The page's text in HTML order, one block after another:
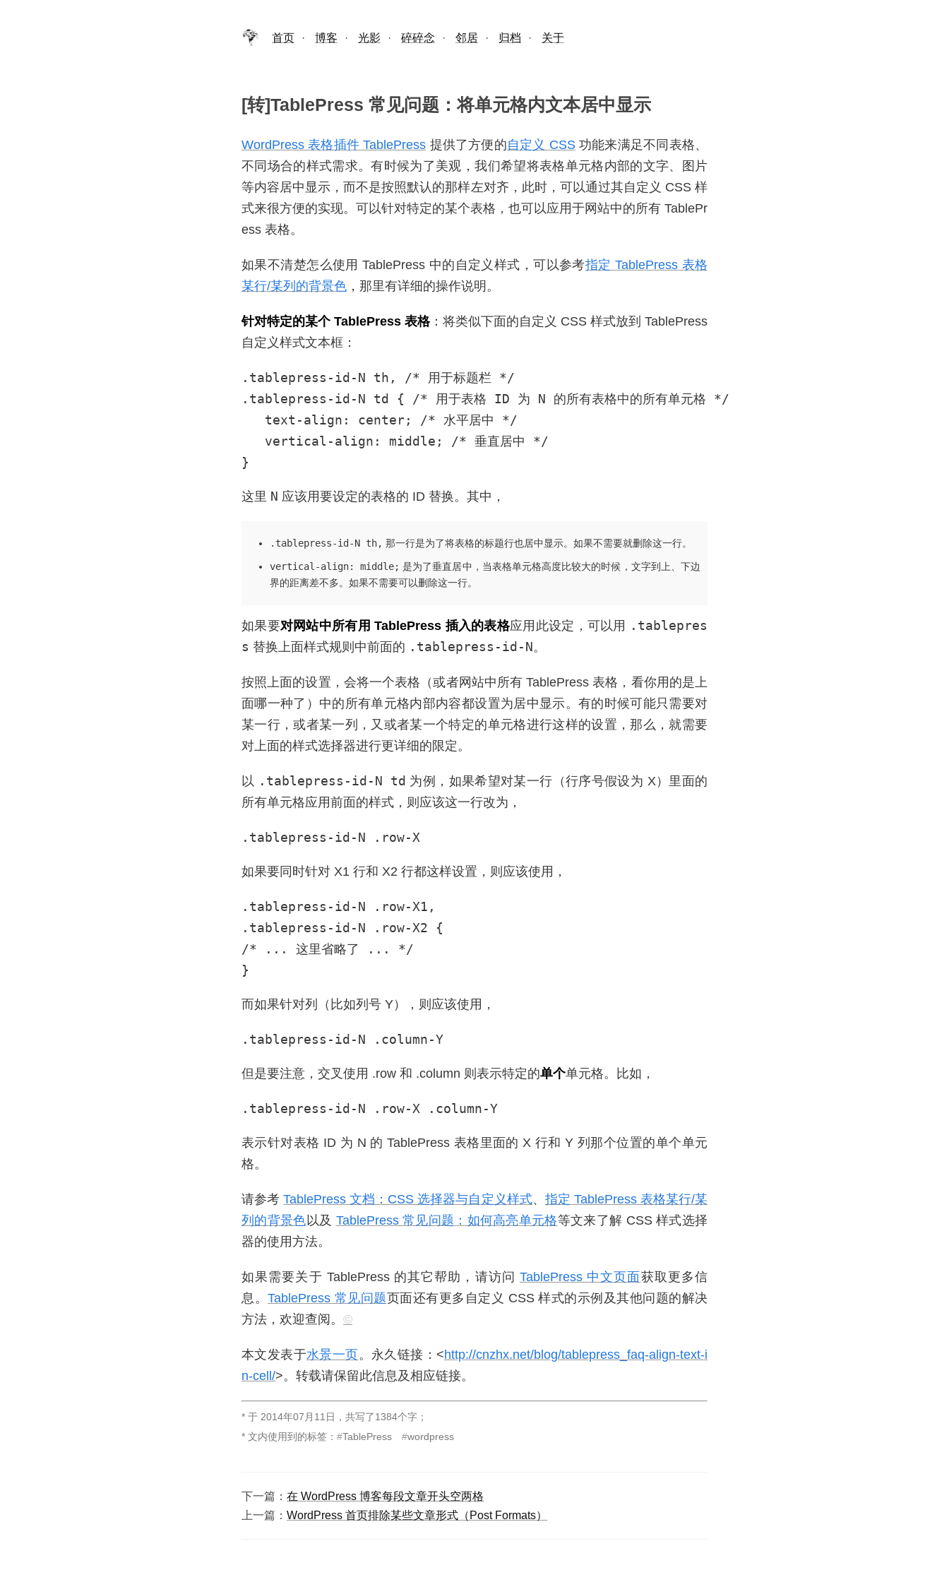
首页 · 博客 · 光影 · 碎碎念 · 邻居 · 归档 · 关于
[转]TablePress 常见问题：将单元格内文本居中显示
WordPress 表格插件 TablePress 提供了方便的自定义 CSS功能来满足不同表格、
不同场合的样式需求。有时候为了美观，我们希望将表格单元格内部的文字、图片
等内容居中显示，而不是按照默认的那样左对齐，此时，可以通过其自定义 CSS 样
式来很方便的实现。可以针对特定的某个表格，也可以应用于网站中的所有 TablePr
ess 表格。
如果不清楚怎么使用 TablePress 中的自定义样式，可以参考指定 TablePress 表格
某行/某列的背景色 ，那里有详细的操作说明。
针对特定的某个 TablePress 表格：将类似下面的自定义 CSS 样式放到 TablePress
自定义样式文本框：
.tablepress-id-N th, /* 用于标题栏 */
.tablepress-id-N td { /* 用于表格 ID 为 N 的所有表格中的所有单元格 */
   text-align: center; /* 水平居中 */
   vertical-align: middle; /* 垂直居中 */
}
这里 N 应该用要设定的表格的 ID 替换。其中，
.tablepress-id-N th, 那一行是为了将表格的标题行也居中显示。如果不需要就删除这一行。
vertical-align: middle; 是为了垂直居中，当表格单元格高度比较大的时候，文字到上、下边
界的距离差不多。如果不需要可以删除这一行。
如果要对网站中所有用 TablePress 插入的表格应用此设定，可以用
.tablepres
s 替换上面样式规则中前面的 .tablepress-id-N。
按照上面的设置，会将一个表格（或者网站中所有 TablePress 表格，看你用的是上
面哪一种了）中的所有单元格内部内容都设置为居中显示。有的时候可能只需要对
某一行，或者某一列，又或者某一个特定的单元格进行这样的设置，那么，就需要
对上面的样式选择器进行更详细的限定。
以 .tablepress-id-N td 为例，如果希望对某一行（行序号假设为 X）里面的
所有单元格应用前面的样式，则应该这一行改为，
.tablepress-id-N .row-X
如果要同时针对 X1 行和 X2 行都这样设置，则应该使用，
.tablepress-id-N .row-X1,
.tablepress-id-N .row-X2 {
/* ... 这里省略了 ... */
}
而如果针对列（比如列号 Y），则应该使用，
.tablepress-id-N .column-Y
但是要注意，交叉使用 .row 和 .column 则表示特定的单个单元格。比如，
.tablepress-id-N .row-X .column-Y
表示针对表格 ID 为 N 的 TablePress 表格里面的 X 行和 Y 列那个位置的单个单元
格。
请参考TablePress 文档：CSS 选择器与自定义样式、 指定 TablePress 表格某行/某
列的背景色 以及 TablePress 常见问题：如何高亮单元格等文来了解 CSS 样式选择
器的使用方法。
如果需要关于 TablePress 的其它帮助，请访问 TablePress 中文页面获取更多信
息。 TablePress 常见问题页面还有更多自定义 CSS 样式的示例及其他问题的解决
方法，欢迎查阅。 ©
本文发表于水景一页。永久链接：<http://cnzhx.net/blog/tablepress_faq-align-text-i
n-cell/>。转载请保留此信息及相应链接。
* 于 2014年07月11日 ， 共写了1384个字 ；
* 文内使用到的标签：
TablePress wordpress
下一篇： 在 WordPress 博客每段文章开头空两格
上一篇： WordPress 首页排除某些文章形式（Post Formats）